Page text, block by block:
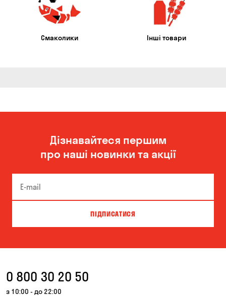
Смаколики Інші товари
Дізнавайтеся першим
про наші новинки та акції
ПІДПИСАТИСЯ
0 800 30 20 50
з 10:00 - до 22:00